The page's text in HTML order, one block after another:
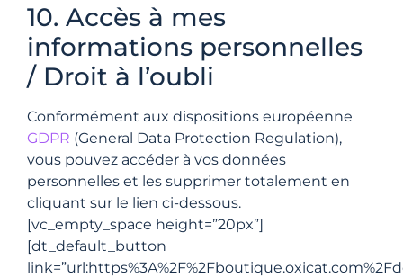
10. Accès à mes
informations personnelles
/ Droit à l’oubli
Conformément aux dispositions européenne
GDPR (General Data Protection Regulation),
vous pouvez accéder à vos données
personnelles et les supprimer totalement en
cliquant sur le lien ci-dessous.
[vc_empty_space height=”20px”]
[dt_default_button